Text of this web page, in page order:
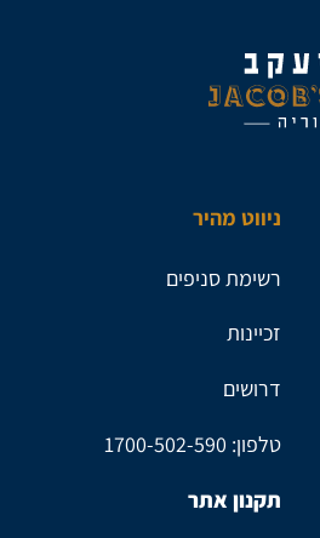
ניווט מהיר
רשימת סניפים
זכיינות
דרושים
טלפון: 1700-502-590
תקנון אתר